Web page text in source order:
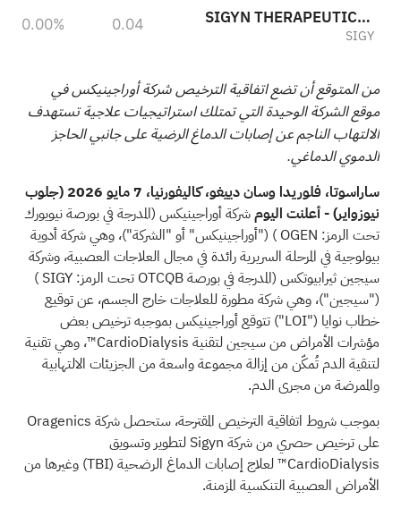
SIGYN THERAPEUTICS INC
SIGY
0.04
0.00%
من المتوقع أن تضع اتفاقية الترخيص شركة أوراجينيكس في
موقع الشركة الوحيدة التي تمتلك استراتيجيات علاجية تستهدف
الالتهاب الناجم عن إصابات الدماغ الرضية على جانبي الحاجز
الدموي الدماغي.
ساراسوتا، فلوريدا وسان دييغو، كاليفورنيا، 7 مايو 2026 (جلوب
نيوزواير) - أعلنت اليومشركة أوراجينيكس (المدرجة في بورصة نيويورك
تحت الرمز: OGEN ) ("أوراجينيكس" أو "الشركة")، وهي شركة أدوية
بيولوجية في المرحلة السريرية رائدة في مجال العلاجات العصبية، وشركة
سيجين ثيرابيوتكس (المدرجة في بورصة OTCQB تحت الرمز:
SIGY
)
("سيجين")، وهي شركة مطورة للعلاجات خارج الجسم، عن توقيع
خطاب نوايا ("LOI") تتوقع أوراجينيكس بموجبه ترخيص بعض
مؤشرات الأمراض من سيجين لتقنية CardioDialysis™، وهي تقنية
لتنقية الدم تُمكّن من إزالة مجموعة واسعة من الجزيئات الالتهابية
والممرضة من مجرى الدم.
بموجب شروط اتفاقية الترخيص المقترحة، ستحصل شركة Oragenics
على ترخيص حصري من شركة Sigyn لتطوير وتسويق
CardioDialysis™ لعلاج إصابات الدماغ الرضحية
(TBI) وغيرها من
الأمراض العصبية التنكسية المزمنة.